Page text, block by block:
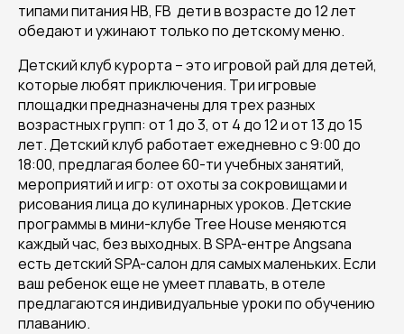
типами питания HB, FB дети в возрасте до 12 лет
обедают и ужинают только по детскому меню.
Детский клуб курорта – это игровой рай для детей,
которые любят приключения. Три игровые
площадки предназначены для трех разных
возрастных групп: от 1 до 3, от 4 до 12 и от 13 до 15
лет. Детский клуб работает ежедневно с 9:00 до
18:00, предлагая более 60-ти учебных занятий,
мероприятий и игр: от охоты за сокровищами и
рисования лица до кулинарных уроков. Детские
программы в мини-клубе Tree House меняются
каждый час, без выходных. В SPA-ентре Angsana
есть детский SPA-салон для самых маленьких. Если
ваш ребенок еще не умеет плавать, в отеле
предлагаются индивидуальные уроки по обучению
плаванию.